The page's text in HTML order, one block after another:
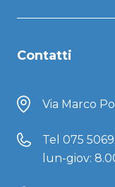
Contatti
Via Marco
Tel 075
lun-giov: